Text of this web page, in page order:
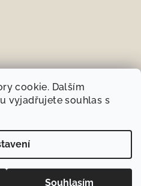
cookie. Dalším
vyjadřujete souhlas s
Souhlasím